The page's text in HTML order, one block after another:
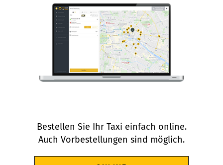
Bestellen Sie Ihr Taxi einfach online.
Auch Vorbestellungen sind möglich.